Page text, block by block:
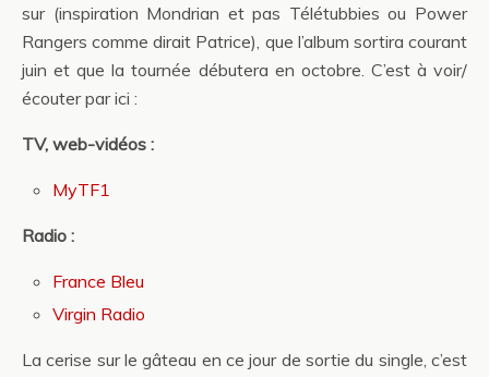
sur (inspiration Mondrian et pas Télétubbies ou Power
Rangers comme dirait Patrice), que l’album sortira courant
juin et que la tournée débutera en octobre. C’est à voir/
écouter par ici :
TV, web-vidéos :
MyTF1
Radio :
France Bleu
Virgin Radio
La cerise sur le gâteau en ce jour de sortie du single, c’est